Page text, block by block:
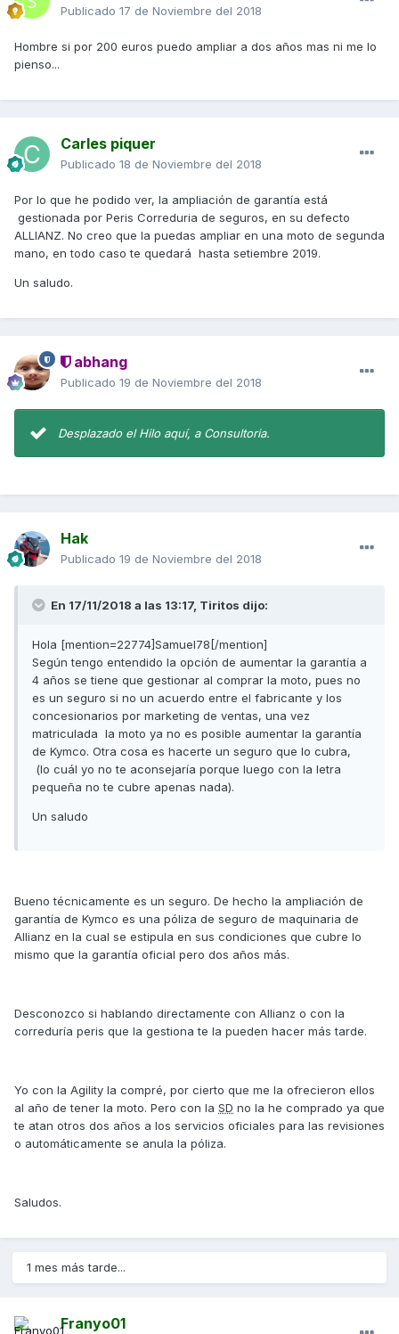
Publicado 17 de Noviembre del 2018
Hombre si por 200 euros puedo ampliar a dos años mas ni me lo
pienso...
Carles piquer
Publicado 18 de Noviembre del 2018
Por lo que he podido ver, la ampliación de garantía está
gestionada por Peris Correduria de seguros, en su defecto
ALLIANZ. No creo que la puedas ampliar en una moto de segunda
mano, en todo caso te quedará hasta setiembre 2019.
Un saludo.
abhang
Publicado 19 de Noviembre del 2018
Desplazado el Hilo aquí, a Consultoria.
Hak
Publicado 19 de Noviembre del 2018
En 17/11/2018 a las 13:17, Tiritos dijo:
Hola [mention=22774]Samuel78[/mention]
Según tengo entendido la opción de aumentar la garantía a
4 años se tiene que gestionar al comprar la moto, pues no
es un seguro si no un acuerdo entre el fabricante y los
concesionarios por marketing de ventas, una vez
matriculada la moto ya no es posible aumentar la garantía
de Kymco. Otra cosa es hacerte un seguro que lo cubra,
(lo cuál yo no te aconsejaría porque luego con la letra
pequeña no te cubre apenas nada).
Un saludo
Bueno técnicamente es un seguro. De hecho la ampliación de
garantía de Kymco es una póliza de seguro de maquinaria de
Allianz en la cual se estipula en sus condiciones que cubre lo
mismo que la garantía oficial pero dos años más.
Desconozco si hablando directamente con Allianz o con la
correduría peris que la gestiona te la pueden hacer más tarde.
Yo con la Agility la compré, por cierto que me la ofrecieron ellos
al año de tener la moto. Pero con la SD no la he comprado ya que
te atan otros dos años a los servicios oficiales para las revisiones
o automáticamente se anula la póliza.
Saludos.
1 mes más tarde...
Franyo01